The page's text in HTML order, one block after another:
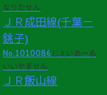
なりたせん
ＪＲ成田線(千葉－
銚子)
No.1010086 じぇいあーる
いいやません
ＪＲ飯山線